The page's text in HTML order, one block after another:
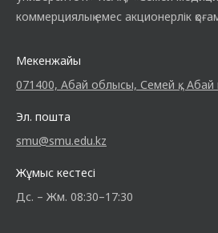
коммерциялық емес акционерлік
Мекенжайы
071400, Абай облысы, Семей қ., Абай
Эл. пошта
smu@smu.edu.kz
Жұмыс кестесі
Дс. – Жм. 08:30–17:30